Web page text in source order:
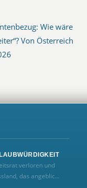
Wie wäre
Von Österreich
verloren und
das angeblic...